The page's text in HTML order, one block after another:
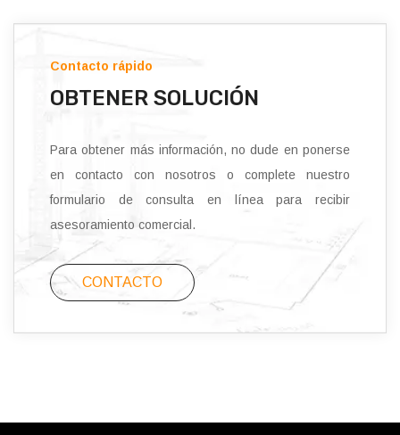
Contacto rápido
OBTENER SOLUCIÓN
Para obtener más información, no dude en ponerse
en contacto con nosotros o complete nuestro
formulario de consulta en línea para recibir
asesoramiento comercial.
CONTACTO